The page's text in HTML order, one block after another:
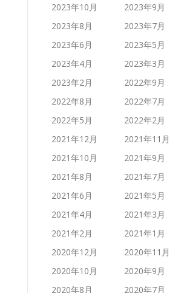
2023年10月
2023年9月
2023年8月
2023年7月
2023年6月
2023年5月
2023年4月
2023年3月
2023年2月
2022年9月
2022年8月
2022年7月
2022年5月
2022年2月
2021年12月
2021年11月
2021年10月
2021年9月
2021年8月
2021年7月
2021年6月
2021年5月
2021年4月
2021年3月
2021年2月
2021年1月
2020年12月
2020年11月
2020年10月
2020年9月
2020年8月
2020年7月